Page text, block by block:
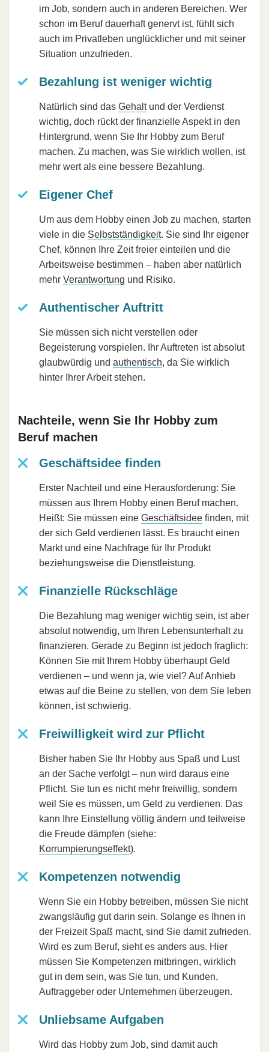
im Job, sondern auch in anderen Bereichen. Wer
schon im Beruf dauerhaft genervt ist, fühlt sich
auch im Privatleben unglücklicher und mit seiner
Situation unzufrieden.
Bezahlung ist weniger wichtig
Natürlich sind das Gehaltund der Verdienst
wichtig, doch rückt der finanzielle Aspekt in den
Hintergrund, wenn Sie Ihr Hobby zum Beruf
machen. Zu machen, was Sie wirklich wollen, ist
mehr wert als eine bessere Bezahlung.
Eigener Chef
Um aus dem Hobby einen Job zu machen, starten
viele in die Selbstständigkeit. Sie sind Ihr eigener
Chef, können Ihre Zeit freier einteilen und die
Arbeitsweise bestimmen – haben aber natürlich
mehr Verantwortung und Risiko.
Authentischer Auftritt
Sie müssen sich nicht verstellen oder
Begeisterung vorspielen. Ihr Auftreten ist absolut
glaubwürdig und authentisch, da Sie wirklich
hinter Ihrer Arbeit stehen.
Nachteile, wenn Sie Ihr Hobby zum
Beruf machen
Geschäftsidee finden
Erster Nachteil und eine Herausforderung: Sie
müssen aus Ihrem Hobby einen Beruf machen.
Heißt: Sie müssen eine Geschäftsidee finden, mit
der sich Geld verdienen lässt. Es braucht einen
Markt und eine Nachfrage für Ihr Produkt
beziehungsweise die Dienstleistung.
Finanzielle Rückschläge
Die Bezahlung mag weniger wichtig sein, ist aber
absolut notwendig, um Ihren Lebensunterhalt zu
finanzieren. Gerade zu Beginn ist jedoch fraglich:
Können Sie mit Ihrem Hobby überhaupt Geld
verdienen – und wenn ja, wie viel? Auf Anhieb
etwas auf die Beine zu stellen, von dem Sie leben
können, ist schwierig.
Freiwilligkeit wird zur Pflicht
Bisher haben Sie Ihr Hobby aus Spaß und Lust
an der Sache verfolgt – nun wird daraus eine
Pflicht. Sie tun es nicht mehr freiwillig, sondern
weil Sie es müssen, um Geld zu verdienen. Das
kann Ihre Einstellung völlig ändern und teilweise
die Freude dämpfen (siehe:
Korrumpierungseffekt).
Kompetenzen notwendig
Wenn Sie ein Hobby betreiben, müssen Sie nicht
zwangsläufig gut darin sein. Solange es Ihnen in
der Freizeit Spaß macht, sind Sie damit zufrieden.
Wird es zum Beruf, sieht es anders aus. Hier
müssen Sie Kompetenzen mitbringen, wirklich
gut in dem sein, was Sie tun, und Kunden,
Auftraggeber oder Unternehmen überzeugen.
Unliebsame Aufgaben
Wird das Hobby zum Job, sind damit auch